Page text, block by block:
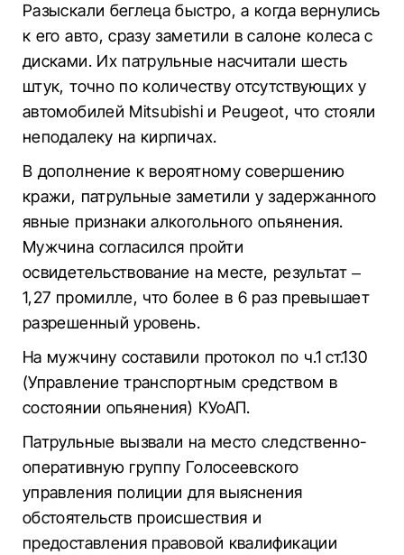
Разыскали беглеца быстро, а когда вернулись
к его авто, сразу заметили в салоне колеса с
дисками. Их патрульные насчитали шесть
штук, точно по количеству отсутствующих у
автомобилей Mitsubishi и Peugeot, что стояли
неподалеку на кирпичах.
В дополнение к вероятному совершению
кражи, патрульные заметили у задержанного
явные признаки алкогольного опьянения.
Мужчина согласился пройти
освидетельствование на месте, результат –
1,27 промилле, что более в 6 раз превышает
разрешенный уровень.
На мужчину составили протокол по ч.1 ст.130
(Управление транспортным средством в
состоянии опьянения) КУоАП.
Патрульные вызвали на место следственно-
оперативную группу Голосеевского
управления полиции для выяснения
обстоятельств происшествия и
предоставления правовой квалификации